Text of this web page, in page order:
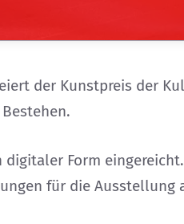
der Kunstpreis der
Form
für die Ausstellung